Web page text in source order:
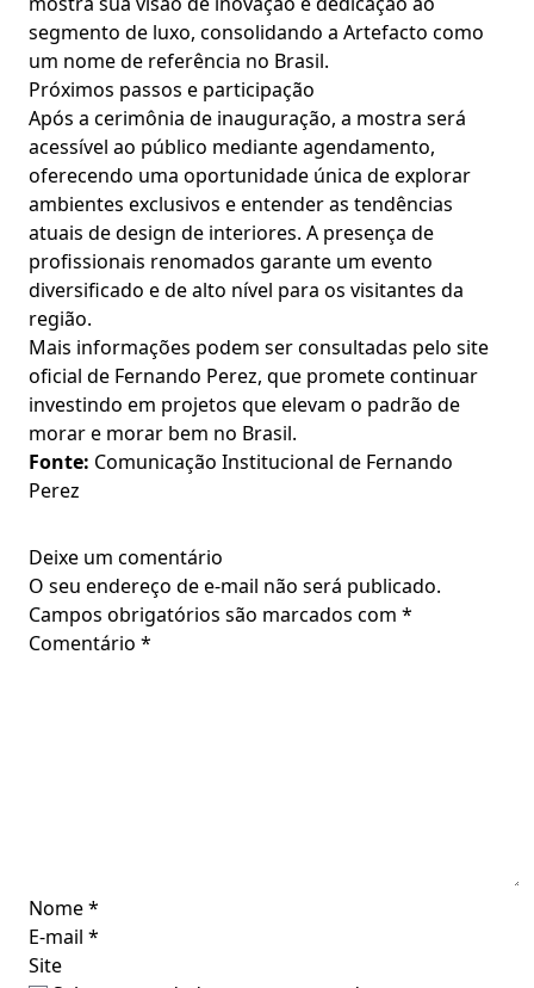
segmento de luxo, consolidando a Artefacto como
um nome de referência no Brasil.
Próximos passos e participação
Após a cerimônia de inauguração, a mostra será
acessível ao público mediante agendamento,
oferecendo uma oportunidade única de explorar
ambientes exclusivos e entender as tendências
atuais de design de interiores. A presença de
profissionais renomados garante um evento
diversificado e de alto nível para os visitantes da
região.
Mais informações podem ser consultadas pelo site
oficial de Fernando Perez, que promete continuar
investindo em projetos que elevam o padrão de
morar e morar bem no Brasil.
Fonte: Comunicação Institucional de Fernando
Perez
Deixe um comentário
O seu endereço de e-mail não será publicado.
Campos obrigatórios são marcados com *
Comentário *
Nome*
E-mail *
Site